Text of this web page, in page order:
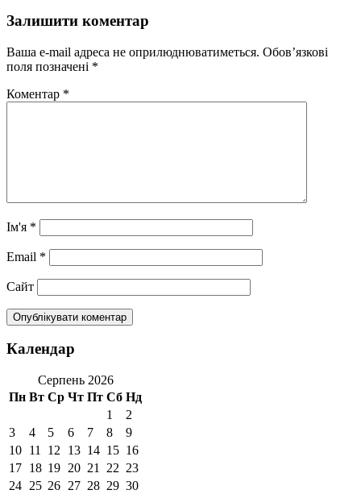
Залишити коментар
Ваша e-mail адреса не оприлюднюватиметься. Обов’язкові
поля позначені *
Коментар *
Ім'я *
Email *
Сайт
Календар
Серпень 2026
Пн Вт Ср Чт Пт Сб Нд
1
2
3
4 5 6 7 8
9
10 11 12 13 14 15 16
17 18 19 20 21 22 23
24 25 26 27 28 29 30